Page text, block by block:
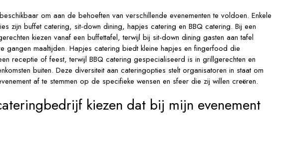
om aan de behoeften van verschillende evenementen te voldoen. Enkele
zijn buffet catering, sit-down dining, hapjes catering en BBQ catering. Bij een
kiezen vanaf een buffettafel, terwijl bij sit-down dining gasten aan tafel
gangen maaltijden. Hapjes catering biedt kleine hapjes en fingerfood die
receptie of feest, terwijl BBQ catering gespecialiseerd is in grillgerechten en
buiten. Deze diversiteit aan cateringopties stelt organisatoren in staat om
af te stemmen op de specifieke wensen en sfeer die zij willen creëren.
kiezen dat bij mijn evenement